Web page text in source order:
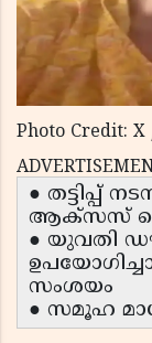
Photo Credit: X
● തട്ടിപ്പ്
ആക്സസ്
● യുവതി
സംശയം
● സമൂഹ